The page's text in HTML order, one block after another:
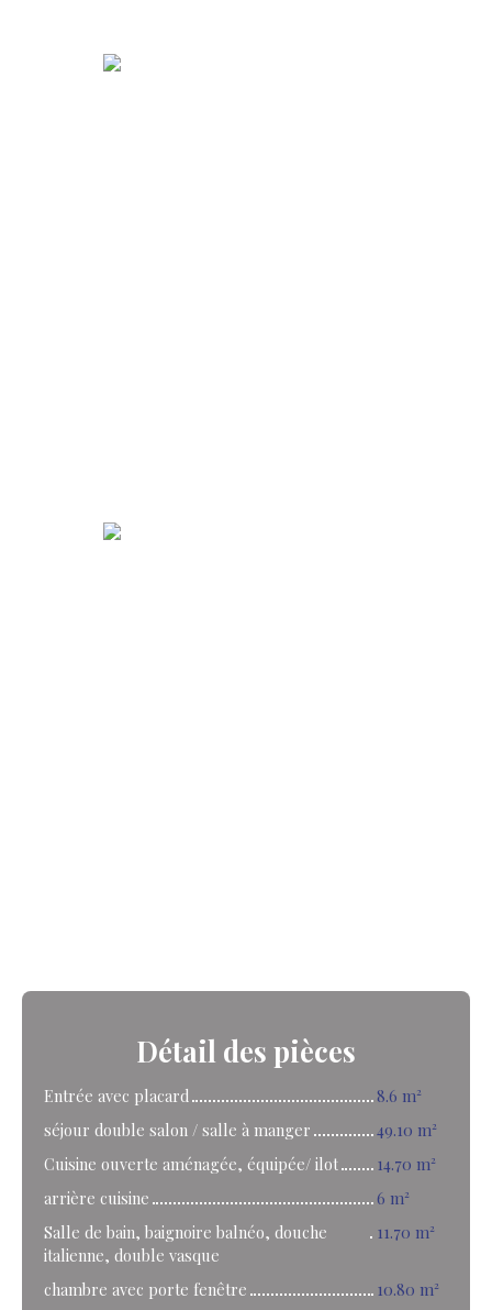
Détail des pièces
Entrée avec placard
8.6 m²
séjour double salon / salle à manger
49.10 m²
Cuisine ouverte aménagée, équipée/ ilot
14.70 m²
arrière cuisine
6 m²
Salle de bain, baignoire balnéo, douche
italienne, double vasque
11.70 m²
chambre avec porte fenêtre
10.80 m²